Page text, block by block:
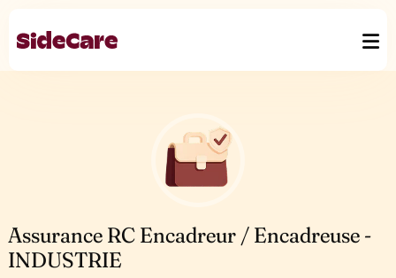
Assurance RC Encadreur / Encadreuse -
INDUSTRIE